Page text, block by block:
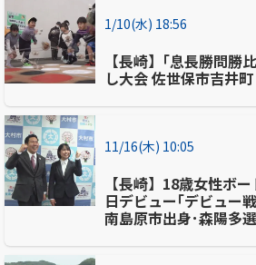
1/10(水) 18:56
【長崎】｢息長勝問勝
し大会 佐世保市吉井町
11/16(木) 10:05
【長崎】18歳女性ボ
日デビュー｢デビュー
南島原市出身･森陽多